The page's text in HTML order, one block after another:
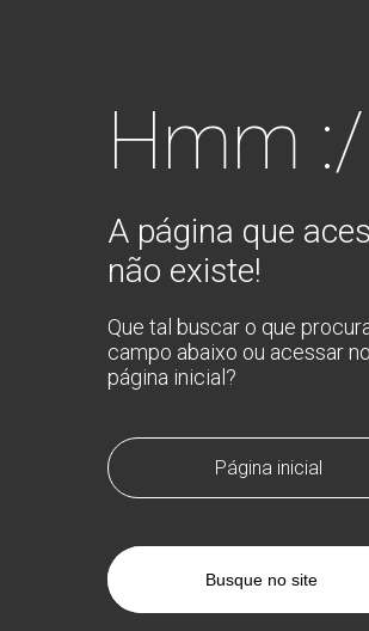
Hmm :/
A página que
não existe!
Que tal buscar o que
campo abaixo ou acessar
página inicial?
Página inicial